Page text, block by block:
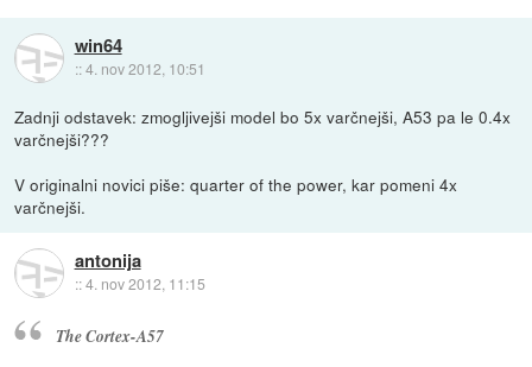
win64
::4. nov 2012, 10:51
Zadnji odstavek: zmogljivejši model bo 5x varčnejši, A53 pa le 0.4x
varčnejši???
V originalni novici piše: quarter of the power, kar pomeni 4x
varčnejši.
antonija
::4. nov 2012, 11:15
The Cortex-A57